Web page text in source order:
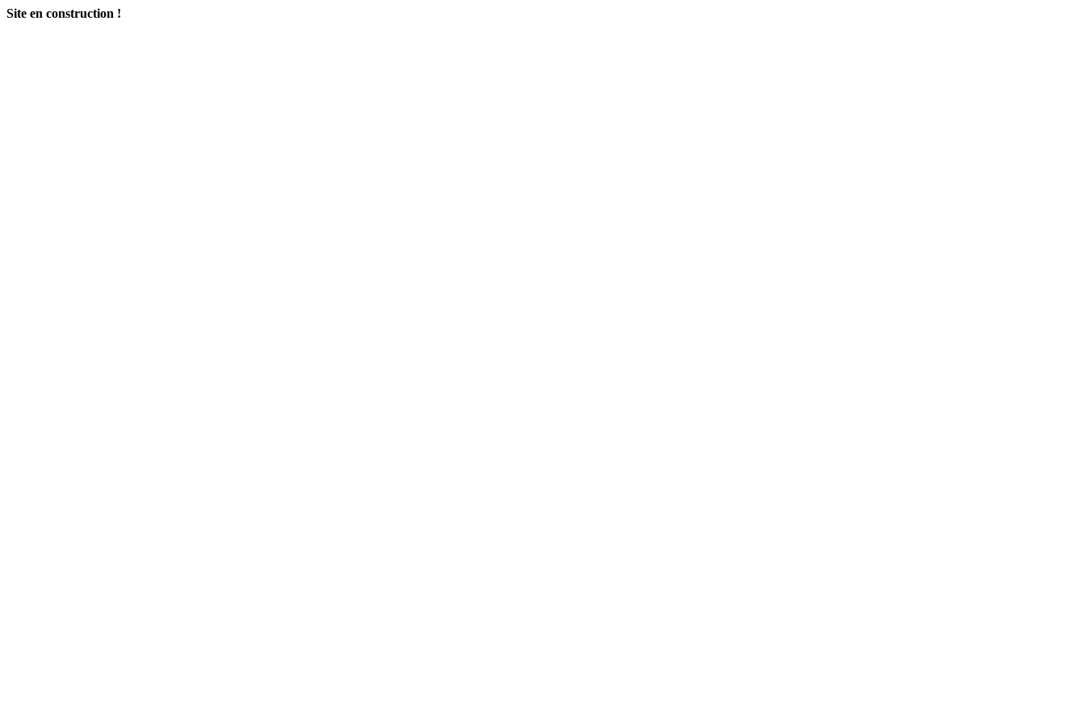
Site en construction !